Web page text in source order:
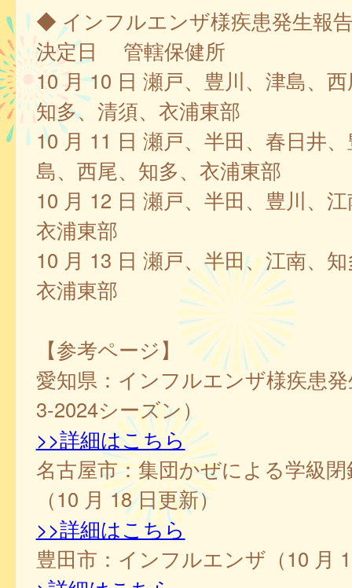
◆ インフルエンザ様疾患発生報
決定日 管轄保健所
10 月 10 日 瀬戸、豊川、津島、
知多、清須、衣浦東部
10 月 11 日 瀬戸、半田、春日井
島、西尾、知多、衣浦東部
10 月 12 日 瀬戸、半田、豊川、
衣浦東部
10 月 13 日 瀬戸、半田、江南、
衣浦東部
【参考ページ】
愛知県：インフルエンザ様疾患
3-2024シーズン）
>>詳細はこちら
名古屋市：集団かぜによる学級
（10 月 18 日更新）
>>詳細はこちら
豊田市：インフルエンザ（10 月